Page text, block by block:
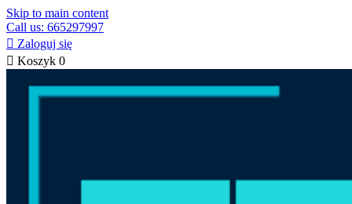
Skip to main content
Call us: 665297997
 Zaloguj się
 Koszyk 0